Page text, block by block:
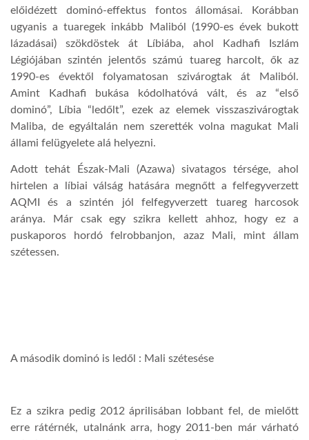
előidézett dominó-effektus fontos állomásai. Korábban
ugyanis a tuaregek inkább Maliból (1990-es évek bukott
lázadásai) szökdöstek át Líbiába, ahol Kadhafi Iszlám
Légiójában szintén jelentős számú tuareg harcolt, ők az
1990-es évektől folyamatosan szivárogtak át Maliból.
Amint Kadhafi bukása kódolhatóvá vált, és az “első
dominó”, Líbia “ledőlt”, ezek az elemek visszaszivárogtak
Maliba, de egyáltalán nem szerették volna magukat Mali
állami felügyelete alá helyezni.
Adott tehát Észak-Mali (Azawa) sivatagos térsége, ahol
hirtelen a líbiai válság hatására megnőtt a felfegyverzett
AQMI és a szintén jól felfegyverzett tuareg harcosok
aránya. Már csak egy szikra kellett ahhoz, hogy ez a
puskaporos hordó felrobbanjon, azaz Mali, mint állam
szétessen.
A második dominó is ledől : Mali szétesése
Ez a szikra pedig 2012 áprilisában lobbant fel, de mielőtt
erre rátérnék, utalnánk arra, hogy 2011-ben már várható